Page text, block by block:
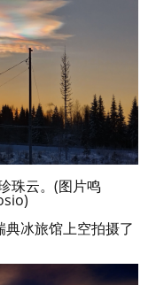
珠云。(图片鸣
典冰旅馆上空拍摄了